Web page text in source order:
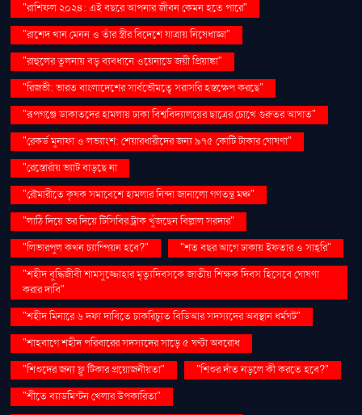
"রাশিফল ২০২৪: এই বছরে আপনার জীবন কেমন হতে পারে"
"রাশেদ খান মেনন ও তাঁর স্ত্রীর বিদেশে যাত্রায় নিষেধাজ্ঞা"
"রাহুলের তুলনায় বড় ব্যবধানে ওয়েনাডে জয়ী প্রিয়াঙ্কা"
"রিজভী: ভারত বাংলাদেশের সার্বভৌমত্বে সরাসরি হস্তক্ষেপ করছে"
"রূপগঞ্জে ডাকাতদের হামলায় ঢাকা বিশ্ববিদ্যালয়ের ছাত্রের চোখে গুরুতর আঘাত"
"রেকর্ড মুনাফা ও লভ্যাংশ: শেয়ারধারীদের জন্য ৯৭৫ কোটি টাকার ঘোষণা"
"রেস্তোরাঁয় ভ্যাট বাড়ছে না
"রৌমারীতে কৃষক সমাবেশে হামলার নিন্দা জানালো গণতন্ত্র মঞ্চ"
"লাঠি দিয়ে ভর দিয়ে টিসিবির ট্রাক খুঁজছেন বিল্লাল সরদার"
"লিভারপুল কখন চ্যাম্পিয়ন হবে?"
"শত বছর আগে ঢাকায় ইফতার ও সাহ্‌রি"
"শহীদ বুদ্ধিজীবী শামসুজ্জোহার মৃত্যুদিবসকে জাতীয় শিক্ষক দিবস হিসেবে ঘোষণা
করার দাবি"
"শহীদ মিনারে ৬ দফা দাবিতে চাকরিচ্যুত বিডিআর সদস্যদের অবস্থান ধর্মঘট"
"শাহবাগে শহীদ পরিবারের সদস্যদের সাড়ে ৫ ঘণ্টা অবরোধ
"শিশুদের জন্য ফ্লু টিকার প্রয়োজনীয়তা"
"শিশুর দাঁত নড়লে কী করতে হবে?"
"শীতে ব্যাডমিন্টন খেলার উপকারিতা"